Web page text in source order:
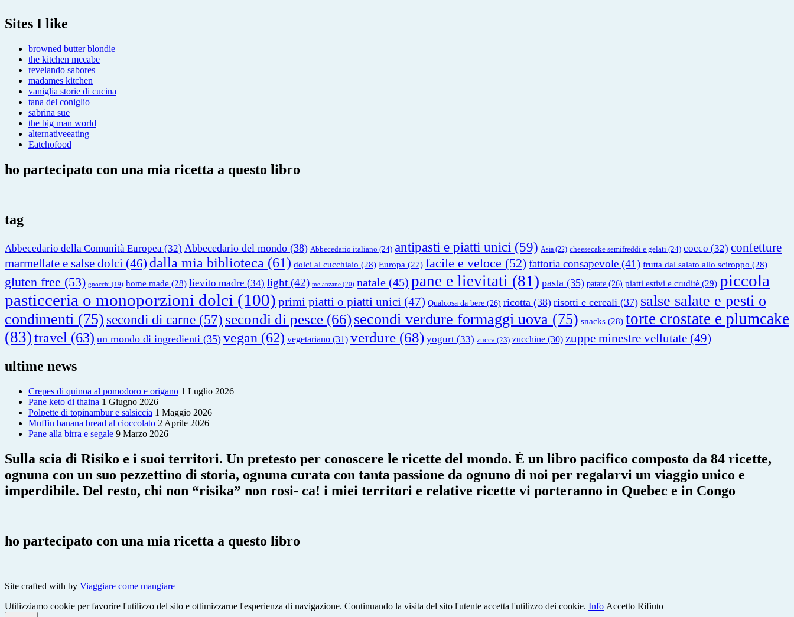
Sites I like
browned butter blondie
the kitchen mccabe
revelando sabores
madames kitchen
vaniglia storie di cucina
tana del coniglio
sabrina sue
the big man world
alternativeeating
Eatchofood
ho partecipato con una mia ricetta a questo libro
tag
Abbecedario della Comunità Europea (32) Abbecedario del mondo (38) Abbecedario italiano (24) antipasti e piatti unici (59) Asia (22) cheesecake semifreddi e gelati (24) cocco (32) confetture
marmellate e salse dolci (46) dalla mia biblioteca (61) dolci al cucchiaio (28) Europa (27) facile e veloce (52)fattoria consapevole (41) frutta dal salato allo sciroppo (28)
gluten free (53) gnocchi (19) home made (28) lievito madre (34) light (42) melanzane (20) natale (45) pane e lievitati (81) pasta (35) patate (26) piatti estivi e cruditè (29) piccola
pasticceria o monoporzioni dolci (100) primi piatti o piatti unici (47) Qualcosa da bere (26) ricotta (38) risotti e cereali (37) salse salate e pesti o
condimenti (75) secondi di carne (57) secondi di pesce (66)secondi verdure formaggi uova (75) snacks (28) torte crostate e plumcake
(83)travel (63) un mondo di ingredienti (35) vegan (62) vegetariano (31) verdure (68) yogurt (33) zucca (23) zucchine (30) zuppe minestre vellutate (49)
ultime news
Crepes di quinoa al pomodoro e origano 1 Luglio 2026
Pane keto di thaina 1 Giugno 2026
Polpette di topinambur e salsiccia 1 Maggio 2026
Muffin banana bread al cioccolato 2 Aprile 2026
Pane alla birra e segale 9 Marzo 2026
Sulla scia di Risiko e i suoi territori. Un pretesto per conoscere le ricette del mondo. È un libro pacifico composto da 84 ricette,
ognuna con un suo pezzettino di storia, ognuna curata con tanta passione da ognuno di noi per regalarvi un viaggio unico e
imperdibile. Del resto, chi non “risika” non rosi- ca! i miei territori e relative ricette vi porteranno in Quebec e in Congo
ho partecipato con una mia ricetta a questo libro
Site crafted with by Viaggiare come mangiare
Utilizziamo cookie per favorire l'utilizzo del sito e ottimizzarne l'esperienza di navigazione. Continuando la visita del sito l'utente accetta l'utilizzo dei cookie. Info Accetto Rifiuto